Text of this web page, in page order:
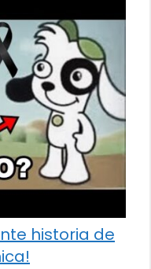
historia de